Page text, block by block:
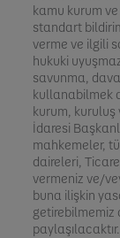
kamu kurum
standart
verme ve ilgili
hukuki
savunma,
kullanabilmek
kurum, kuruluş
İdaresi
mahkemeler,
daireleri,
vermeniz ve/
buna ilişkin
getirebilmemiz
paylaşılacaktır.